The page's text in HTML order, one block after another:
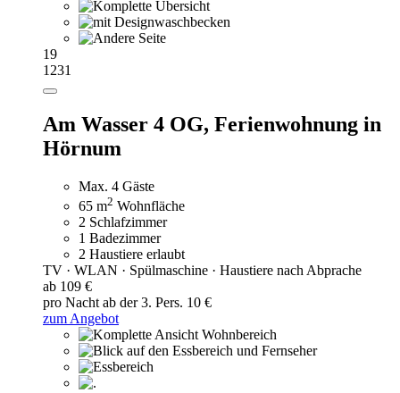
19
1231
Am Wasser 4 OG, Ferienwohnung in
Hörnum
Max. 4 Gäste
65 m2 Wohnfläche
2 Schlafzimmer
1 Badezimmer
2 Haustiere erlaubt
TV · WLAN · Spülmaschine · Haustiere nach Abprache
ab 109 €
pro Nacht ab der 3. Pers. 10 €
zum Angebot